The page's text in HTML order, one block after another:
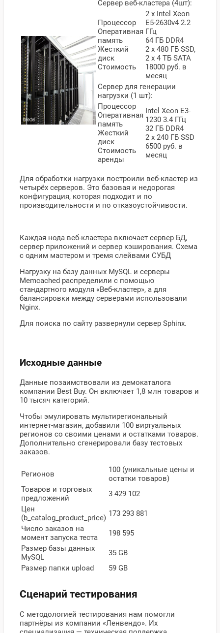
Сервер веб-кластера (4шт):
Процессор
Оперативная
память
Жесткий
диск
Стоимость
2 х Intel Xeon
E5-2630v4 2.2
ГГц
64 ГБ DDR4
2 х 480 ГБ SSD,
2 x 4 ТБ SATA
18000 руб. в
месяц
Сервер для генерации
нагрузки (1 шт):
Процессор
Оперативная
память
Жесткий
диск
Стоимость
аренды
Intel Xeon E3-
1230 3.4 ГГц
32 ГБ DDR4
2 x 240 ГБ SSD
6500 руб. в
месяц
Для обработки нагрузки построили веб-кластер из
четырёх серверов. Это базовая и недорогая
конфигурация, которая подходит и по
производительности и по отказоустойчивости.
Каждая нода веб-кластера включает сервер БД,
сервер приложений и сервер кэширования. Схема
с одним мастером и тремя слейвами СУБД
Нагрузку на базу данных MySQL и серверы
Memcached распределили с помощью
стандартного модуля «Веб-кластер», а для
балансировки между серверами использовали
Nginx.
Для поиска по сайту развернули сервер Sphinx.
Исходные данные
Данные позаимствовали из демокаталога
компании Best Buy. Он включает 1,8 млн товаров и
10 тысяч категорий.
Чтобы эмулировать мультирегиональный
интернет-магазин, добавили 100 виртуальных
регионов со своими ценами и остатками товаров.
Дополнительно сгенерировали базу тестовых
заказов.
Регионов
100 (уникальные цены и
остатки товаров)
Товаров и торговых
предложений
3 429 102
Цен
(b_catalog_product_price) 173 293 881
Число заказов на
момент запуска теста
198 595
Размер базы данных
MySQL
35 GB
Размер папки upload
59 GB
Сценарий тестирования
С методологией тестирования нам помогли
партнёры из компании «Ленвендо». Их